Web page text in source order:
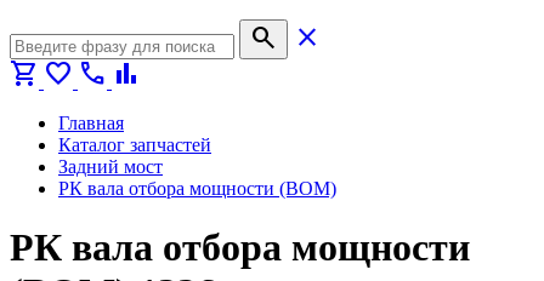
search
close
shopping_cart favorite call bar_chart
Главная
Каталог запчастей
Задний мост
РК вала отбора мощности (ВОМ)
РК вала отбора мощности